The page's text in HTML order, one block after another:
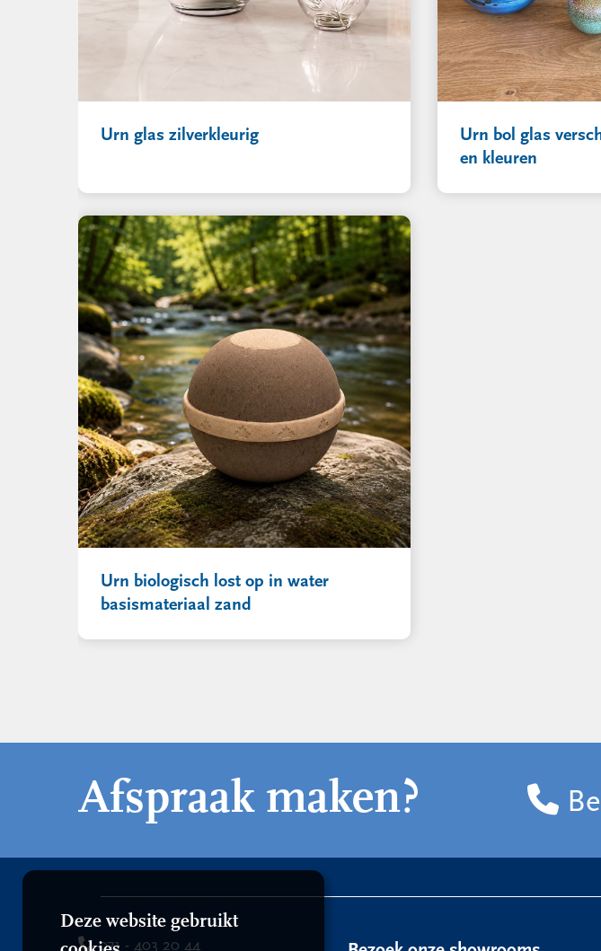
Urn glas zilverkleurig
Urn bol glas
en kleuren
Urn biologisch lost op in water
basismateriaal zand
Afspraak maken?
071 - 403 20 44
Deze website gebruikt